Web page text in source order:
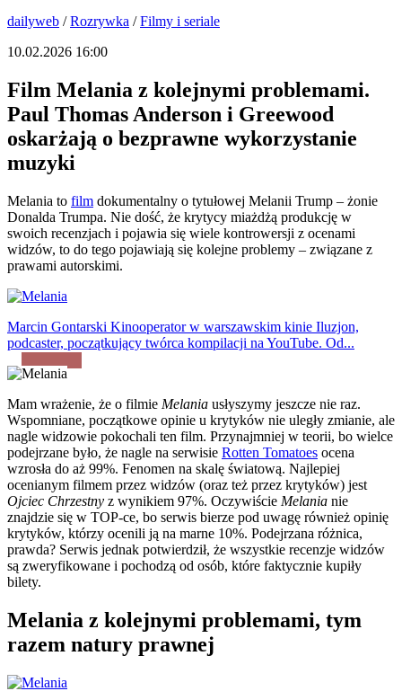
dailyweb /Rozrywka /Filmy i seriale
10.02.2026 16:00
Film Melania z kolejnymi problemami.
Paul Thomas Anderson i Greewood
oskarżają o bezprawne wykorzystanie
muzyki
Melania to film dokumentalny o tytułowej Melanii Trump – żonie
Donalda Trumpa. Nie dość, że krytycy miażdżą produkcję w
swoich recenzjach i pojawia się wiele kontrowersji z ocenami
widzów, to do tego pojawiają się kolejne problemy – związane z
prawami autorskimi.
Marcin Gontarski Kinooperator w warszawskim kinie Iluzjon,
podcaster, początkujący twórca kompilacji na YouTube. Od...
Mam wrażenie, że o filmie Melania usłyszymy jeszcze nie raz.
Wspomniane, początkowe opinie u krytyków nie uległy zmianie, ale
nagle widzowie pokochali ten film. Przynajmniej w teorii, bo wielce
podejrzane było, że nagle na serwisie Rotten Tomatoes ocena
wzrosła do aż 99%. Fenomen na skalę światową. Najlepiej
ocenianym filmem przez widzów (oraz też przez krytyków) jest
Ojciec Chrzestny z wynikiem 97%. Oczywiście Melania nie
znajdzie się w TOP-ce, bo serwis bierze pod uwagę również opinię
krytyków, którzy ocenili ją na marne 10%. Podejrzana różnica,
prawda? Serwis jednak potwierdził, że wszystkie recenzje widzów
są zweryfikowane i pochodzą od osób, które faktycznie kupiły
bilety.
Melania z kolejnymi problemami, tym
razem natury prawnej